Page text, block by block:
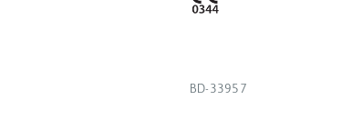
BD-33957